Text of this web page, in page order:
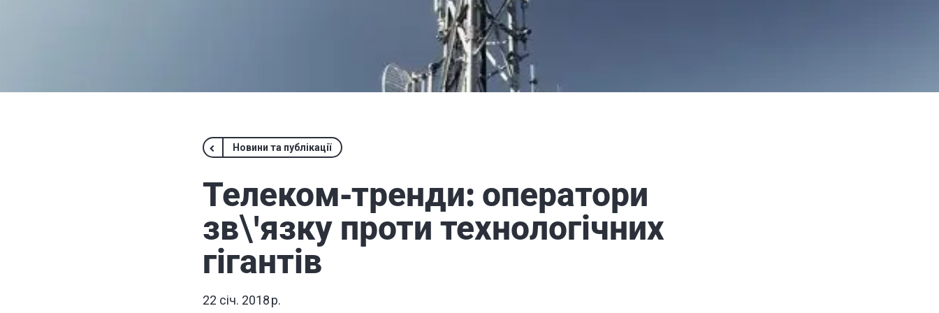
Новини та публікації
Телеком-тренди: оператори
зв\'язку проти технологічних
гігантів
22 січ. 2018 р.